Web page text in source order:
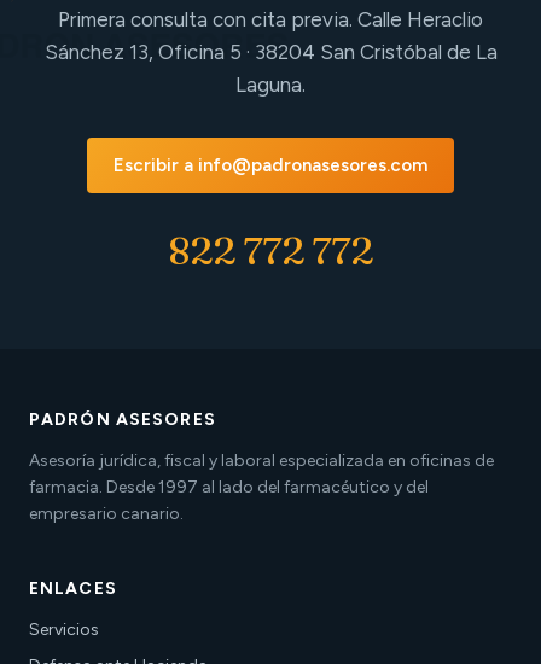
Primera consulta con cita previa. Calle Heraclio
Sánchez 13, Oficina 5 · 38204 San Cristóbal de La
Laguna.
Escribir a info@padronasesores.com
822 772 772
PADRÓN ASESORES
Asesoría jurídica, fiscal y laboral especializada en oficinas de
farmacia. Desde 1997 al lado del farmacéutico y del
empresario canario.
ENLACES
Servicios